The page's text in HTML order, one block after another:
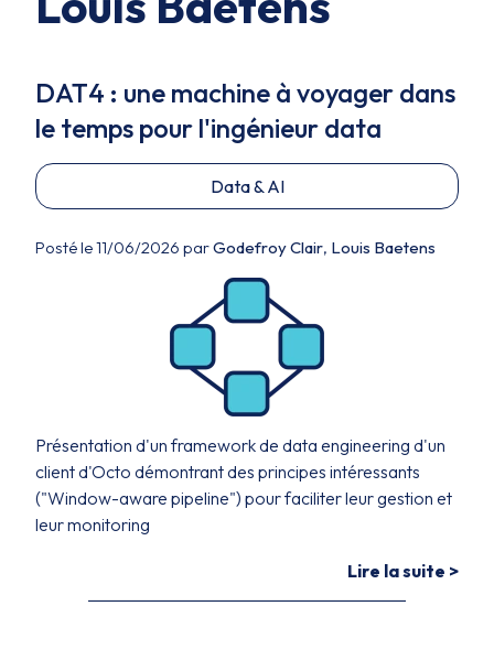
DAT4 : une machine à voyager dans
le temps pour l'ingénieur data
Data & AI
Posté le 11/06/2026 parGodefroy Clair, Louis Baetens
Présentation d'un framework de data engineering d'un
client d'Octo démontrant des principes intéressants
("Window-aware pipeline") pour faciliter leur gestion et
leur monitoring
Lire la suite >